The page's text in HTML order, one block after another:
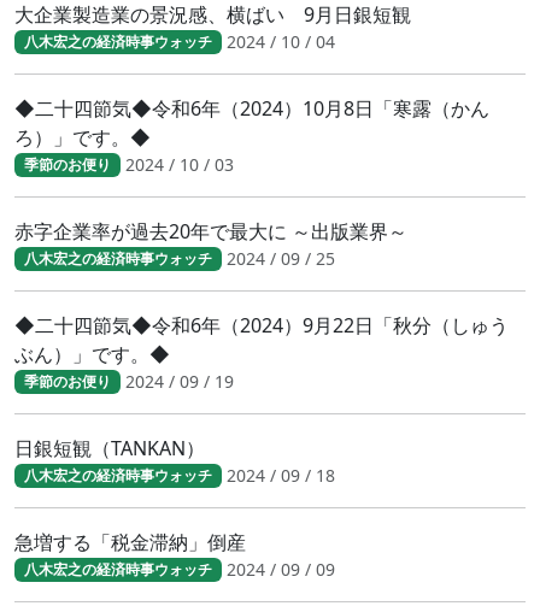
大企業製造業の景況感、横ばい 9月日銀短観
八木宏之の経済時事ウォッチ 2024 / 10 / 04
◆二十四節気◆令和6年（2024）10月8日「寒露（かん
ろ）」です。◆
季節のお便り 2024 / 10 / 03
赤字企業率が過去20年で最大に ～出版業界～
八木宏之の経済時事ウォッチ 2024 / 09 / 25
◆二十四節気◆令和6年（2024）9月22日「秋分（しゅう
ぶん）」です。◆
季節のお便り 2024 / 09 / 19
日銀短観（TANKAN）
八木宏之の経済時事ウォッチ 2024 / 09 / 18
急増する「税金滞納」倒産
八木宏之の経済時事ウォッチ 2024 / 09 / 09